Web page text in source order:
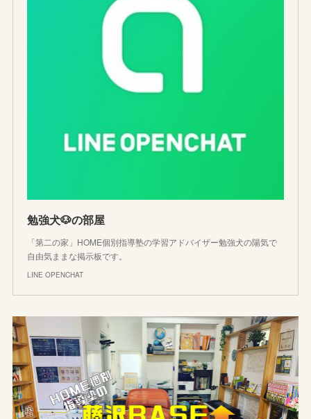
勉強犬🐶の部屋
「第二の家」HOME個別指導塾の学習アドバイザー勉強犬の陽気で
自由気ままな掲示板です。
LINE OPENCHAT